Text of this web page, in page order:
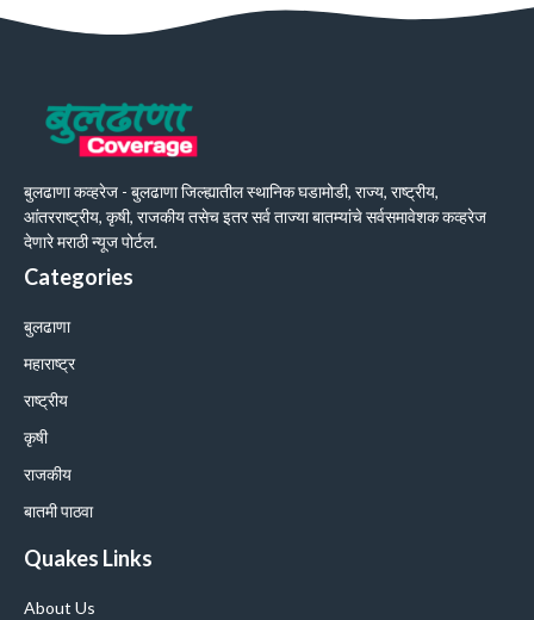
बुलढाणा कव्हरेज - बुलढाणा जिल्ह्यातील स्थानिक घडामोडी, राज्य, राष्ट्रीय,
आंतरराष्ट्रीय, कृषी, राजकीय तसेच इतर सर्व ताज्या बातम्यांचे सर्वसमावेशक कव्हरेज
देणारे मराठी न्यूज पोर्टल.
Categories
बुलढाणा
महाराष्ट्र
राष्ट्रीय
कृषी
राजकीय
बातमी पाठवा
Quakes Links
About Us